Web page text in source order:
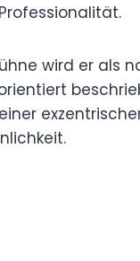
wird er als